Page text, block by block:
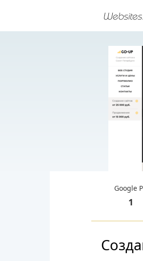
Google
1